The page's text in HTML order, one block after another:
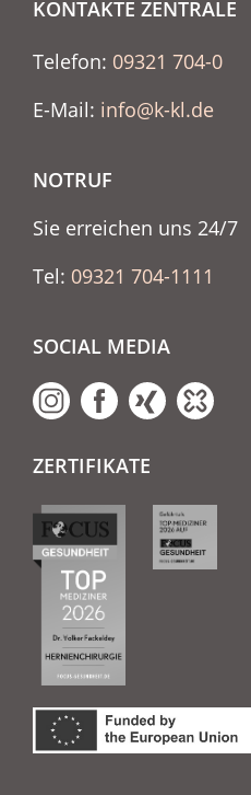
KONTAKTE ZENTRALE
Telefon: 09321 704-0
E-Mail: info@k-kl.de
NOTRUF
Sie erreichen uns 24/7
Tel: 09321 704-1111
SOCIAL MEDIA
ZERTIFIKATE